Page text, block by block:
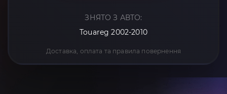
ЗНЯТО З АВТО:
Touareg 2002-2010
Доставка, оплата та правила повернення